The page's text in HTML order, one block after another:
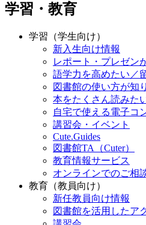
学習・教育
学習（学生向け）
新入生向け情報
レポート・プレゼン
語学力を高めたい／
図書館の使い方が知
本をたくさん読みた
自宅で使える電子コ
講習会・イベント
Cute.Guides
図書館TA（Cuter）
教育情報サービス
オンラインでのご相
教育（教員向け）
新任教員向け情報
図書館を活用したア